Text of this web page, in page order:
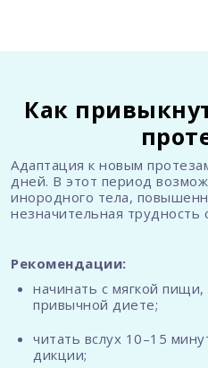
Как
Адаптация к новым
дней. В этот период
инородного тела,
незначительная трудность
Рекомендации:
начинать с мягкой
привычной диете;
читать вслух 10–15
дикции;